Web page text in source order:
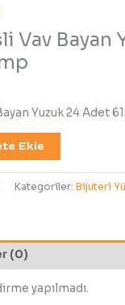
Vav Bayan
Yuzuk 24 Adet
Ekle
Kategoriler: Bijuteri
(0)
yapılmadı.